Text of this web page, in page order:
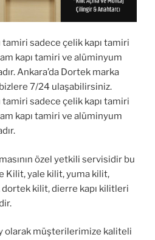
tamiri sadece çelik kapı tamiri
kapı tamiri ve alüminyum
Ankara’da Dortek marka
7/24 ulaşabilirsiniz.
tamiri sadece çelik kapı tamiri
kapı tamiri ve alüminyum
özel yetkili servisidir bu
Kilit, yale kilit, yuma kilit,
kilit, dierre kapı kilitleri
olarak müşterilerimize kaliteli